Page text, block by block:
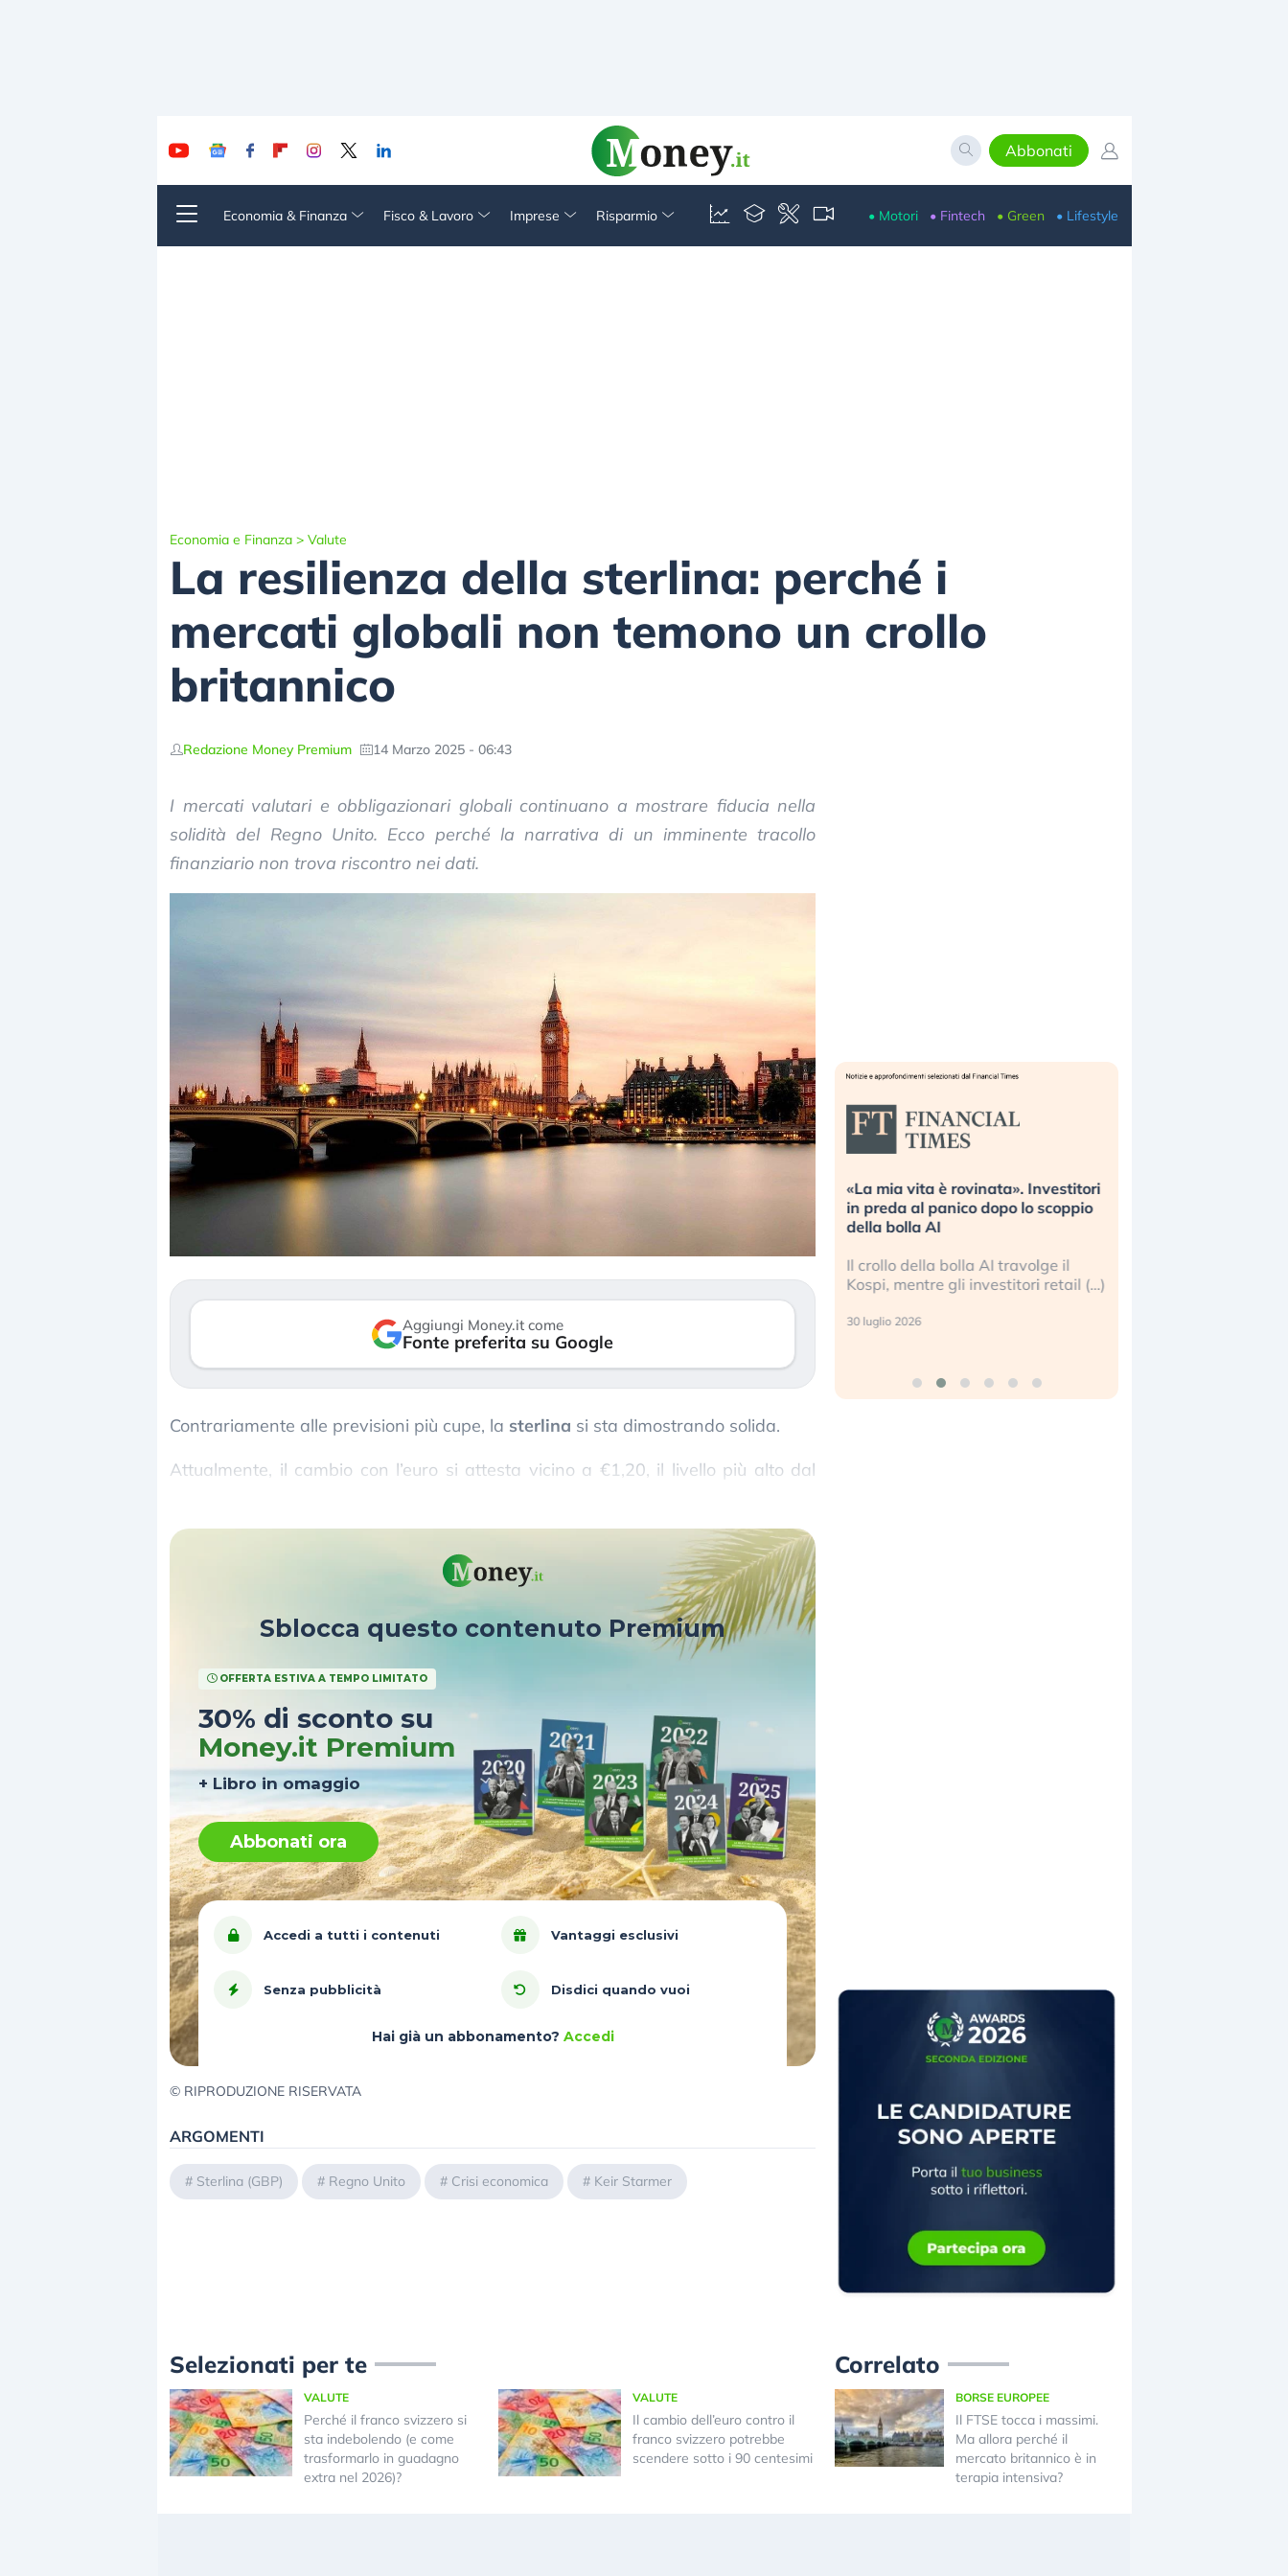
Abbonati
Economia & Finanza Fisco & Lavoro Imprese Risparmio • Motori • Fintech • Green • Lifestyle
Economia e Finanza > Valute
La resilienza della sterlina: perché i
mercati globali non temono un crollo
britannico
Redazione Money Premium 14 Marzo 2025 - 06:43
I mercati valutari e obbligazionari globali continuano a mostrare fiducia nella
solidità del Regno Unito. Ecco perché la narrativa di un imminente tracollo
finanziario non trova riscontro nei dati.
Aggiungi Money.it come
Fonte preferita su Google
Contrariamente alle previsioni più cupe, la sterlina si sta dimostrando solida.
Attualmente, il cambio con l’euro si attesta vicino a €1,20, il livello più alto dal
Sblocca questo contenuto Premium
OFFERTA ESTIVA A TEMPO LIMITATO
30% di sconto su
Money.it Premium
+ Libro in omaggio
Abbonati ora
Accedi a tutti i contenuti Vantaggi esclusivi
Senza pubblicità Disdici quando vuoi
Hai già un abbonamento? Accedi
© RIPRODUZIONE RISERVATA
ARGOMENTI
# Sterlina (GBP) # Regno Unito # Crisi economica # Keir Starmer
mostrando segni di stanchezza
verso le (…)
3 agosto 2026
«La mia vita è rovinata». Investitori
in preda al panico dopo lo scoppio
della bolla AI
Il crollo della bolla AI travolge il
Kospi, mentre gli investitori retail (…)
30 luglio 2026
Selezionati per te
VALUTE
Perché il franco svizzero si
sta indebolendo (e come
trasformarlo in guadagno
extra nel 2026)?
VALUTE
Il cambio dell’euro contro il
franco svizzero potrebbe
scendere sotto i 90 centesimi
Correlato
BORSE EUROPEE
Il FTSE tocca i massimi.
Ma allora perché il
mercato britannico è in
terapia intensiva?